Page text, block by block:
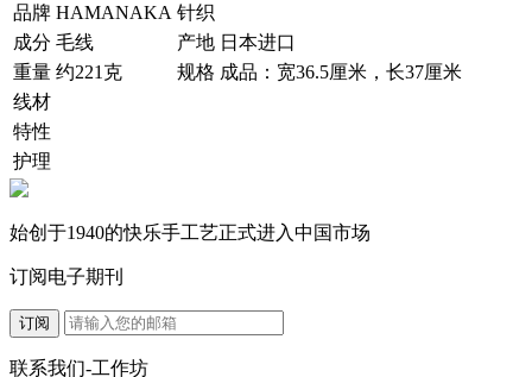
品牌 HAMANAKA 针织
成分 毛线 产地 日本进口
重量 约221克 规格 成品：宽36.5厘米，长37厘米
线材
特性
护理
始创于1940的快乐手工艺正式进入中国市场
订阅电子期刊
订阅
联系我们-工作坊